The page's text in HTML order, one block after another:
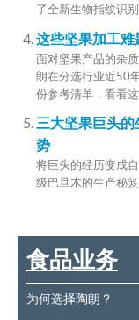
食品业务
为何选择陶朗？
了全新生物指纹识
这些坚果加工难
面对坚果产品的杂
朗在分选行业近50
份参考清单，看看
三大坚果巨头
势
将巨头的经历变成
级巴旦木的生产秘